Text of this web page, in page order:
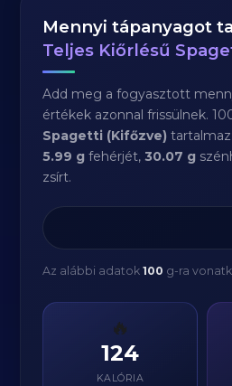
Mennyi tápanyagot
Teljes Kiőrlésű
Add meg a fogyasztott
értékek azonnal frissülnek.
Spagetti (Kifőzve) tartalmaz:
5.99 g fehérjét,30.07 g
zsírt.
Az alábbi adatok100 g-ra
🔥
124
KALÓRIA